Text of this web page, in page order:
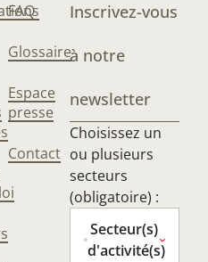
FAQ
Glossaire
Espace
presse
Contact
Inscrivez-vous
à notre
newsletter
Choisissez un
ou plusieurs
secteurs
(obligatoire) :
Secteur(s)
d'activité(s)